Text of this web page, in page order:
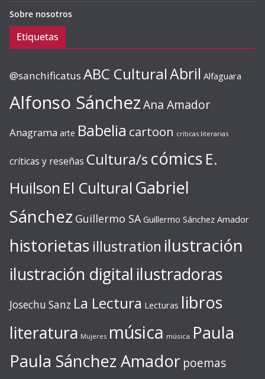
Sobre nosotros
Etiquetas
@sanchificatus ABC CulturalAbril Alfaguara
Alfonso SánchezAna Amador
Anagrama arte Babelia cartoon críticas literarias
críticas y reseñas Cultura/s cómics E.
Huilson El Cultural Gabriel
Sánchez Guillermo SA Guillermo Sánchez Amador
historietas illustration ilustración
ilustración digital ilustradoras
Josechu Sanz La Lectura Lecturas libros
literatura Mujeres música música Paula
Paula Sánchez Amador poemas